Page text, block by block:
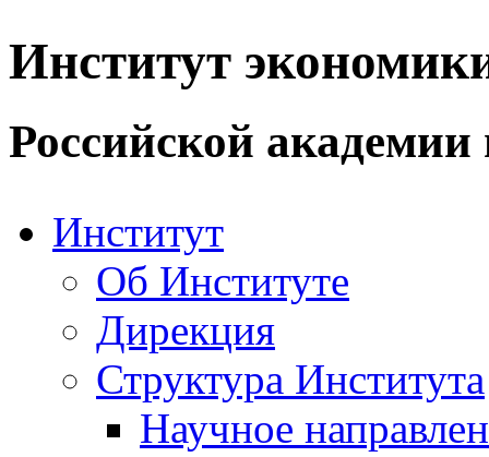
Институт
Российской академии
Институт
Об Институте
Дирекция
Структура Института
Научное